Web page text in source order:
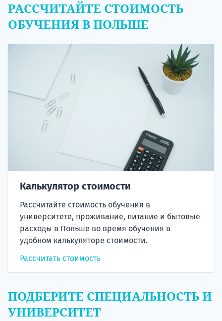
РАССЧИТАЙТЕ СТОИМОСТЬ
ОБУЧЕНИЯ В ПОЛЬШЕ
Калькулятор стоимости
Рассчитайте стоимость обучения в
университете, проживание, питание и бытовые
расходы в Польше во время обучения в
удобном калькуляторе стоимости.
Рассчитать стоимость
ПОДБЕРИТЕ СПЕЦИАЛЬНОСТЬ И
УНИВЕРСИТЕТ